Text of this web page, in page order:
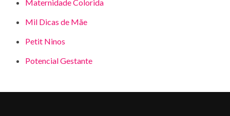
Maternidade Colorida
Mil Dicas de Mãe
Petit Ninos
Potencial Gestante